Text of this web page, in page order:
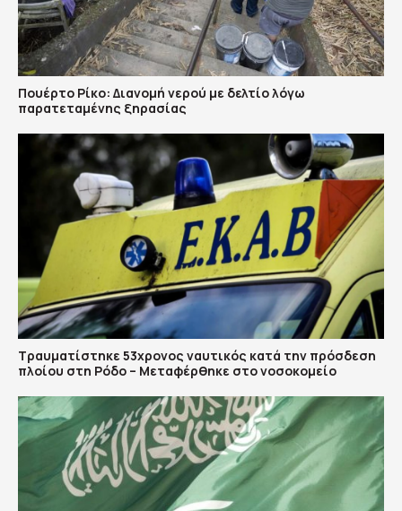
Πουέρτο Ρίκο: Διανομή νερού με δελτίο λόγω
παρατεταμένης ξηρασίας
Τραυματίστηκε 53χρονος ναυτικός κατά την πρόσδεση
πλοίου στη Ρόδο – Μεταφέρθηκε στο νοσοκομείο